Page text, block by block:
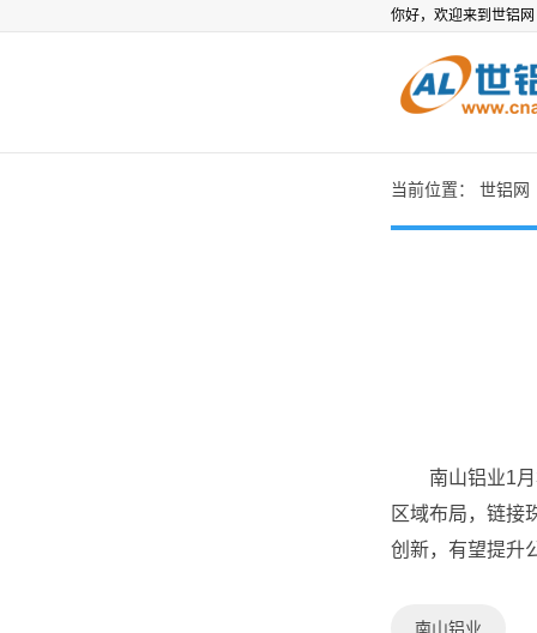
你好，欢迎来到世铝网
当前位置： 世铝网
南山铝业1月
区域布局，链接
创新，有望提升
南山铝业